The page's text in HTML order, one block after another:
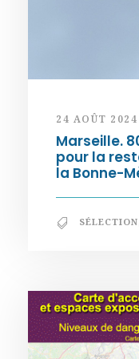
24 AOÛT 2024
Marseille.
pour la
la Bonne-
SÉLECTION